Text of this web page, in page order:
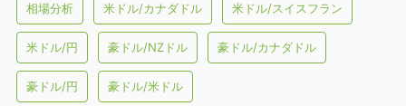
相場分析 米ドル/カナダドル 米ドル/スイスフラン
米ドル/円 豪ドル/NZドル 豪ドル/カナダドル
豪ドル/円 豪ドル/米ドル